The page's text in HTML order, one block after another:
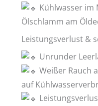
Kühlwasser
Ölschlamm am
Leistungsverlust &
Unrunder
Weißer Rauch
auf